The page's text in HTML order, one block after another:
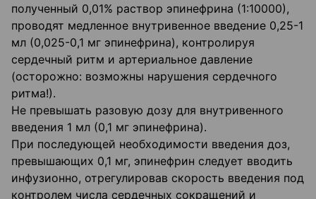
полученный 0,01% раствор эпинефрина (1:10000),
проводят медленное внутривенное введение 0,25-1
мл (0,025-0,1 мг эпинефрина), контролируя
сердечный ритм и артериальное давление
(осторожно: возможны нарушения сердечного
ритма!).
Не превышать разовую дозу для внутривенного
введения 1 мл (0,1 мг эпинефрина).
При последующей необходимости введения доз,
превышающих 0,1 мг, эпинефрин следует вводить
инфузионно, отрегулировав скорость введения под
контролем числа сердечных сокращений и